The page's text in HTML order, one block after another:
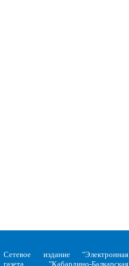
Сетевое издание "Электронная
газета "Кабардино-Балкарская